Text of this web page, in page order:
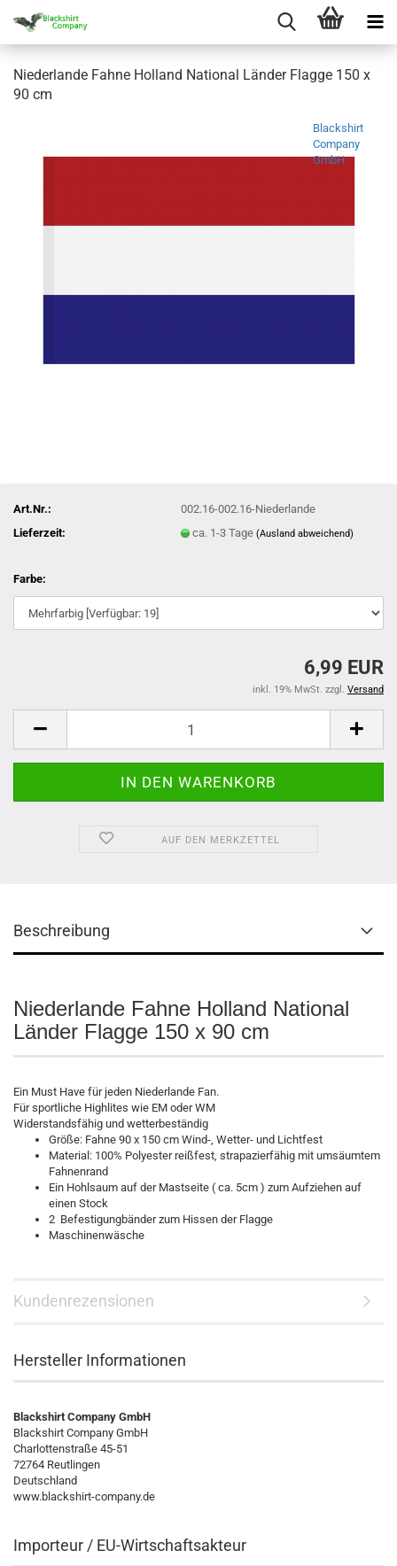
Niederlande Fahne Holland National Länder Flagge 150 x
90 cm
Blackshirt
Company
GmbH
Art.Nr.:
002.16-002.16-Niederlande
Lieferzeit:
ca. 1-3 Tage(Ausland abweichend)
Farbe:
6,99 EUR
inkl. 19% MwSt. zzgl. Versand
AUF DEN MERKZETTEL
Beschreibung
Niederlande Fahne Holland National
Länder Flagge 150 x 90 cm
Ein Must Have für jeden Niederlande Fan.
Für sportliche Highlites wie EM oder WM
Widerstandsfähig und wetterbeständig
Größe: Fahne 90 x 150 cm Wind-, Wetter- und Lichtfest
Material: 100% Polyester reißfest, strapazierfähig mit umsäumtem
Fahnenrand
Ein Hohlsaum auf der Mastseite ( ca. 5cm ) zum Aufziehen auf
einen Stock
2 Befestigungbänder zum Hissen der Flagge
Maschinenwäsche
Kundenrezensionen
Hersteller Informationen
Blackshirt Company GmbH
Blackshirt Company GmbH
Charlottenstraße 45-51
72764 Reutlingen
Deutschland
www.blackshirt-company.de
Importeur / EU-Wirtschaftsakteur